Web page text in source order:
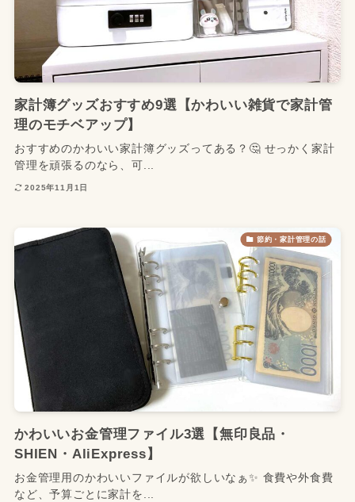
家計簿グッズおすすめ9選【かわいい雑貨で家計管
理のモチベアップ】
おすすめのかわいい家計簿グッズってある？🤔 せっかく家計
管理を頑張るのなら、可...
2025年11月1日
節約・家計管理の話
かわいいお金管理ファイル3選【無印良品・
SHIEN・AliExpress】
お金管理用のかわいいファイルが欲しいなぁ✨ 食費や外食費
など、予算ごとに家計を...